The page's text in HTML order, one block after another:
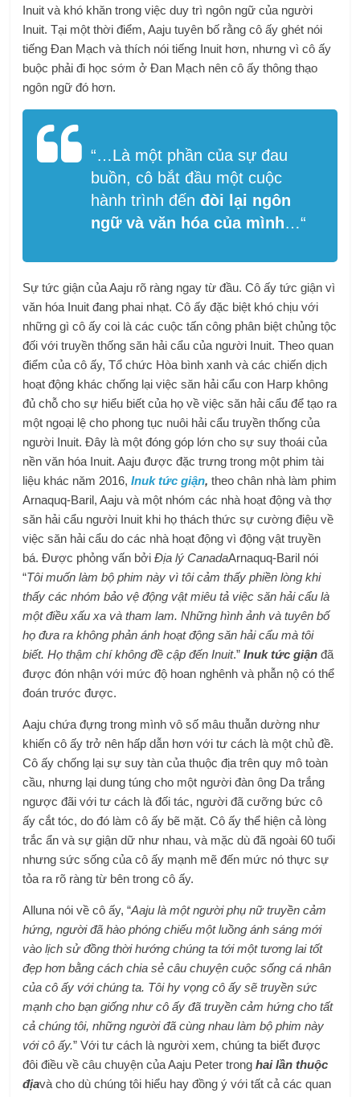
Inuit và khó khăn trong việc duy trì ngôn ngữ của người
Inuit. Tại một thời điểm, Aaju tuyên bố rằng cô ấy ghét nói
tiếng Đan Mạch và thích nói tiếng Inuit hơn, nhưng vì cô ấy
buộc phải đi học sớm ở Đan Mạch nên cô ấy thông thạo
ngôn ngữ đó hơn.
“…Là một phần của sự đau
buồn, cô bắt đầu một cuộc
hành trình đếnđòi lại ngôn
ngữ và văn hóa của mình…“
Sự tức giận của Aaju rõ ràng ngay từ đầu. Cô ấy tức giận vì
văn hóa Inuit đang phai nhạt. Cô ấy đặc biệt khó chịu với
những gì cô ấy coi là các cuộc tấn công phân biệt chủng tộc
đối với truyền thống săn hải cẩu của người Inuit. Theo quan
điểm của cô ấy, Tổ chức Hòa bình xanh và các chiến dịch
hoạt động khác chống lại việc săn hải cẩu con Harp không
đủ chỗ cho sự hiểu biết của họ về việc săn hải cẩu để tạo ra
một ngoại lệ cho phong tục nuôi hải cẩu truyền thống của
người Inuit. Đây là một đóng góp lớn cho sự suy thoái của
nền văn hóa Inuit. Aaju được đặc trưng trong một phim tài
liệu khác năm 2016,Inuk tức giận, theo chân nhà làm phim
Arnaquq-Baril, Aaju và một nhóm các nhà hoạt động và thợ
săn hải cẩu người Inuit khi họ thách thức sự cường điệu về
việc săn hải cẩu do các nhà hoạt động vì động vật truyền
bá. Được phỏng vấn bởiĐịa lý CanadaArnaquq-Baril nói
“Tôi muốn làm bộ phim này vì tôi cảm thấy phiền lòng khi
thấy các nhóm bảo vệ động vật miêu tả việc săn hải cẩu là
một điều xấu xa và tham lam. Những hình ảnh và tuyên bố
họ đưa ra không phản ánh hoạt động săn hải cẩu mà tôi
biết. Họ thậm chí không đề cập đến Inuit.”Inuk tức giận đã
được đón nhận với mức độ hoan nghênh và phẫn nộ có thể
đoán trước được.
Aaju chứa đựng trong mình vô số mâu thuẫn dường như
khiến cô ấy trở nên hấp dẫn hơn với tư cách là một chủ đề.
Cô ấy chống lại sự suy tàn của thuộc địa trên quy mô toàn
cầu, nhưng lại dung túng cho một người đàn ông Da trắng
ngược đãi với tư cách là đối tác, người đã cưỡng bức cô
ấy cắt tóc, do đó làm cô ấy bẽ mặt. Cô ấy thể hiện cả lòng
trắc ẩn và sự giận dữ như nhau, và mặc dù đã ngoài 60 tuổi
nhưng sức sống của cô ấy mạnh mẽ đến mức nó thực sự
tỏa ra rõ ràng từ bên trong cô ấy.
Alluna nói về cô ấy, “Aaju là một người phụ nữ truyền cảm
hứng, người đã hào phóng chiếu một luồng ánh sáng mới
vào lịch sử đồng thời hướng chúng ta tới một tương lai tốt
đẹp hơn bằng cách chia sẻ câu chuyện cuộc sống cá nhân
của cô ấy với chúng ta. Tôi hy vọng cô ấy sẽ truyền sức
mạnh cho bạn giống như cô ấy đã truyền cảm hứng cho tất
cả chúng tôi, những người đã cùng nhau làm bộ phim này
với cô ấy.” Với tư cách là người xem, chúng ta biết được
đôi điều về câu chuyện của Aaju Peter tronghai lần thuộc
địavà cho dù chúng tôi hiểu hay đồng ý với tất cả các quan